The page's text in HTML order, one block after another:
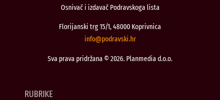
Osnivač i izdavač Podravskoga lista
Florijanski trg 15/1, 48000 Koprivnica
rh.iksvardop
@ofni
Sva prava pridržana © 2026. Planmedia d.o.o.
RUBRIKE